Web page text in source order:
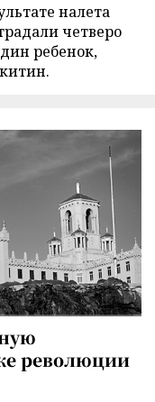
налета
четверо
ребенок,
революции